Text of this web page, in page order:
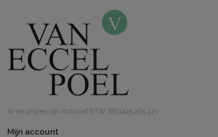
Al de prijzen zijn inclusief BTW. BE0425.265.321
Mijn account